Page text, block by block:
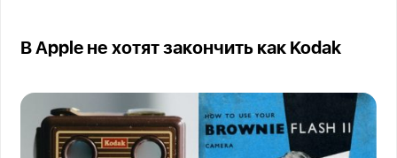
В Apple не хотят закончить как Kodak